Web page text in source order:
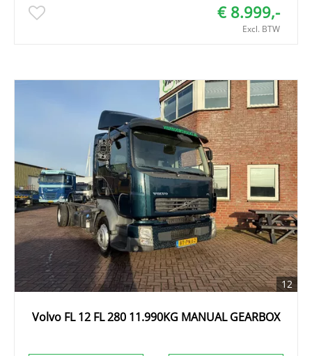
€ 8.999,-
Excl. BTW
12
Volvo FL 12 FL 280 11.990KG MANUAL GEARBOX